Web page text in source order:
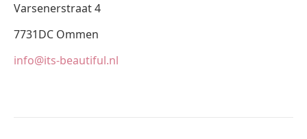
Varsenerstraat 4
7731DC Ommen
info@its-beautiful.nl